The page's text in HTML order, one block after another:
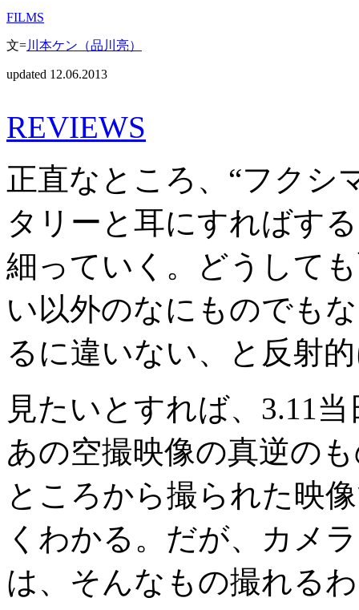
FILMS
文=川本ケン（品川亮）
updated 12.06.2013
REVIEWS
正直なところ、“フクシ
タリーと耳にすればす
細っていく。どうして
い以外のなにものでも
るに違いない、と反射
見たいとすれば、3.11
あの空撮映像の真逆の
ところから撮られた映
くわかる。だが、カメ
は、そんなもの撮れる